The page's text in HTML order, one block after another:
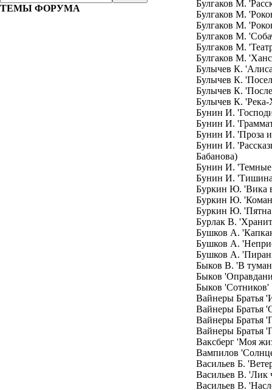
ТЕМЫ ФОРУМА
Булгаков М.
Булгаков М.
Булгаков М.
Булгаков М.
Булгаков М.
Булгаков М.
Булычев К.
Булычев К.
Булычев К.
Булычев К.
Бунин И.
Бунин И.
Бунин И. 'Проза и
Бунин И.
Бабанова)
Бунин И.
Бунин И.
Буркин Ю. 'Вика в
Буркин Ю.
Буркин Ю. 'Пятна
Бурлак В.
Бушков А.
Бушков А.
Бушков А.
Быков В. 'В
Быков
Быков 'Сотников'
Вайнеры Братья
Вайнеры Братья
Вайнеры Братья
Вайнеры Братья
Ваксберг 'Моя
Вампилов
Васильев Б.
Васильев В. 'Лик
Васильев В.